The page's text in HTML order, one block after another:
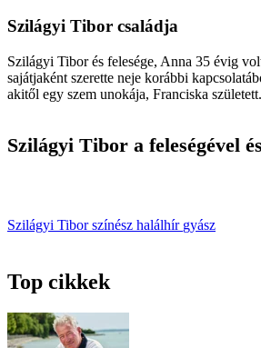
Szilágyi Tibor családja
Szilágyi Tibor és felesége, Anna 35 évig
sajátjaként szerette neje korábbi
akitől egy szem unokája, Franciska született.
Szilágyi Tibor a feleségével
Szilágyi Tiborszínész halálhír gyász
Top cikkek